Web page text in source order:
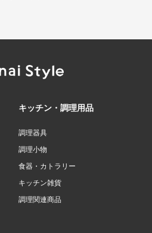
キッチン・調理用品
調理器具
調理小物
食器・カトラリー
キッチン雑貨
調理関連商品